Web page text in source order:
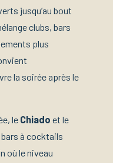
jusqu’au bout
clubs, bars
plus
la soirée après le
le Chiado et le
à cocktails
où le niveau